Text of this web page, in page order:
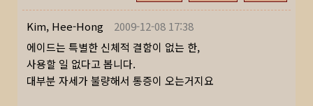
Kim, Hee-Hong
2009-12-08 17:38
에이드는 특별한 신체적 결함이 없는 한,
사용할 일 없다고 봅니다.
대부분 자세가 불량해서 통증이 오는거지요